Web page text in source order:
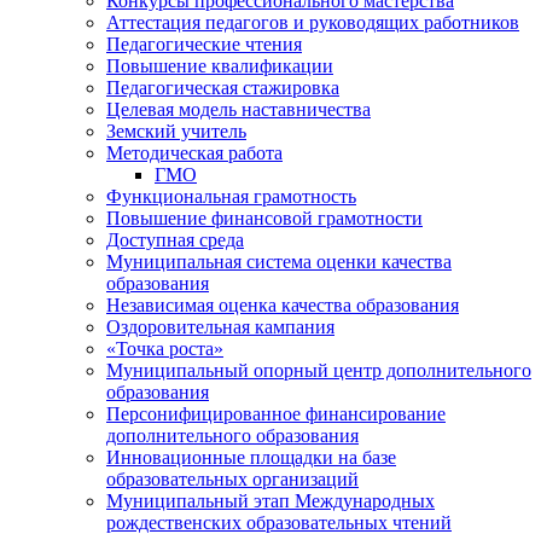
Аттестация педагогов и руководящих работников
Педагогические чтения
Повышение квалификации
Педагогическая стажировка
Целевая модель наставничества
Земский учитель
Методическая работа
ГМО
Функциональная грамотность
Повышение финансовой грамотности
Доступная среда
Муниципальная система оценки качества
образования
Независимая оценка качества образования
Оздоровительная кампания
«Точка роста»
Муниципальный опорный центр дополнительного
образования
Персонифицированное финансирование
дополнительного образования
Инновационные площадки на базе
образовательных организаций
Муниципальный этап Международных
рождественских образовательных чтений